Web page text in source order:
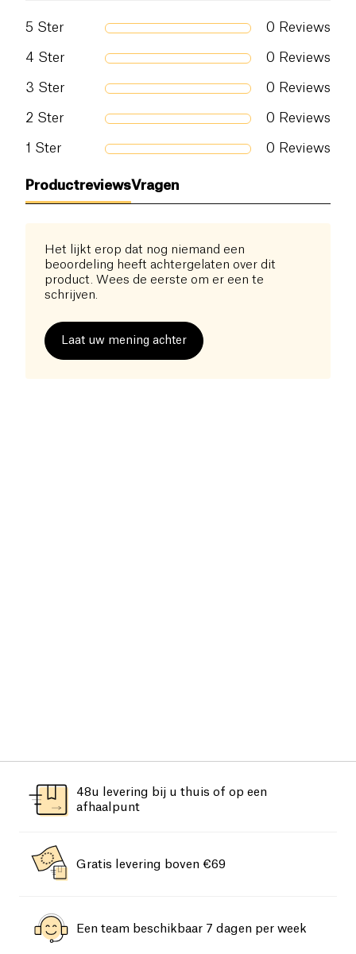
5 Ster 0 Reviews
4 Ster 0 Reviews
3 Ster 0 Reviews
2 Ster 0 Reviews
1 Ster 0 Reviews
ProductreviewsVragen
Het lijkt erop dat nog niemand een
beoordeling heeft achtergelaten over dit
product. Wees de eerste om er een te
schrijven.
Laat uw mening achter
48u levering bij u thuis of op een
afhaalpunt
Gratis levering boven €69
Een team beschikbaar 7 dagen per week